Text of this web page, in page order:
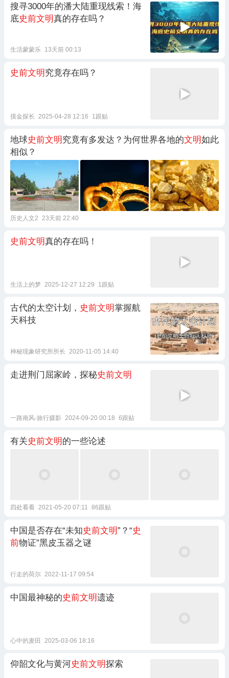
搜寻3000年的潘大陆重现线索！海
底史前文明真的存在吗？
生活蒙蒙乐 13天前 00:13
史前文明究竟存在吗？
摸金探长 2025-04-28 12:16 1跟贴
地球史前文明究竟有多发达？为何世界各地的文明如此
相似？
历史人文2 23天前 22:40
史前文明真的存在吗！
生活上的梦 2025-12-27 12:29 1跟贴
古代的太空计划， 史前文明掌握航
天科技
神秘现象研究所所长 2020-11-05 14:40
走进荆门屈家岭，探秘史前文明
一路南风-旅行摄影 2024-09-20 00:18 6跟贴
有关史前文明的一些论述
四处看看 2021-05-20 07:11 86跟贴
中国是否存在“未知史前文明”？“史
前物证”黑皮玉器之谜
行走的荷尔 2022-11-17 09:54
中国最神秘的史前文明遗迹
心中的麦田 2025-03-06 18:16
仰韶文化与黄河史前文明探索